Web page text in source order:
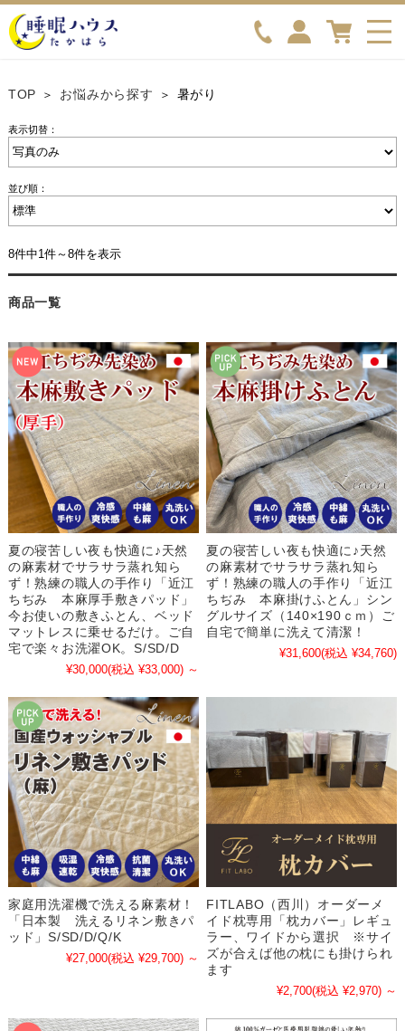
TOP お悩みから探す 暑がり
表示切替：
並び順：
8件中1件～8件を表示
商品一覧
夏の寝苦しい夜も快適に♪天然
の麻素材でサラサラ蒸れ知ら
ず！熟練の職人の手作り「近江
ちぢみ 本麻厚手敷きパッド」
今お使いの敷きふとん、ベッド
マットレスに乗せるだけ。ご自
宅で楽々お洗濯OK。S/SD/D
¥30,000(税込 ¥33,000) ～
夏の寝苦しい夜も快適に♪天然
の麻素材でサラサラ蒸れ知ら
ず！熟練の職人の手作り「近江
ちぢみ 本麻掛けふとん」シン
グルサイズ（140×190ｃｍ）ご
自宅で簡単に洗えて清潔！
¥31,600(税込 ¥34,760)
家庭用洗濯機で洗える麻素材！
「日本製 洗えるリネン敷きパ
ッド」S/SD/D/Q/K
¥27,000(税込 ¥29,700) ～
FITLABO（西川）オーダーメ
イド枕専用「枕カバー」レギュ
ラー、ワイドから選択 ※サイ
ズが合えば他の枕にも掛けられ
ます
¥2,700(税込 ¥2,970) ～